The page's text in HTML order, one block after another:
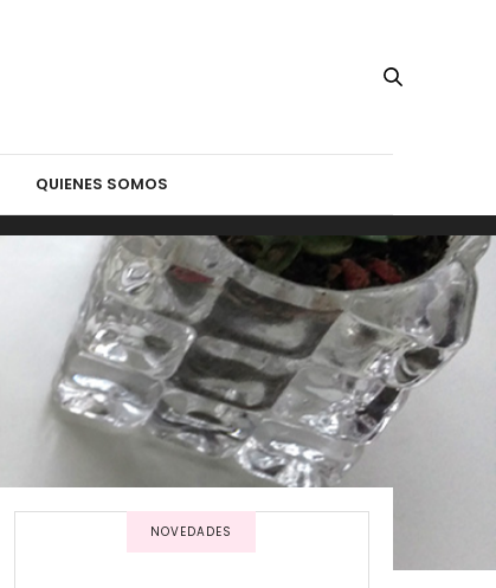
QUIENES SOMOS
NOVEDADES